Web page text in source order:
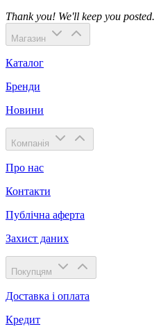
Thank you! We'll keep you posted.
Магазин
Каталог
Бренди
Новини
Компанія
Про нас
Контакти
Публічна аферта
Захист даних
Покупцям
Доставка і оплата
Кредит